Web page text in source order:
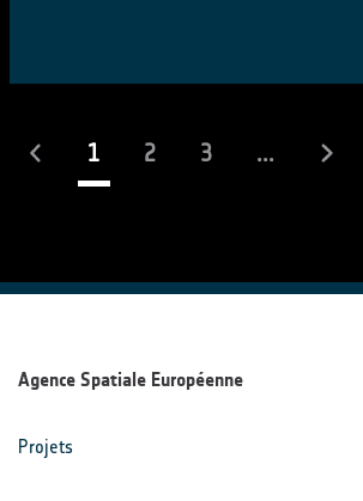
1(actuel)
2 3 ...
Agence Spatiale Européenne
Projets